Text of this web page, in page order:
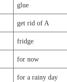
glue
get rid of A
fridge
for now
for a rainy day